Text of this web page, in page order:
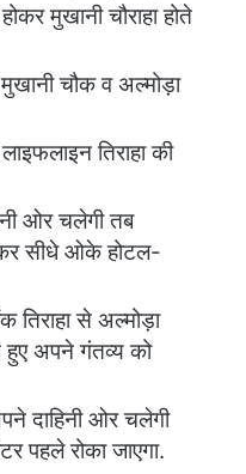
मुखानी चौराहा होते
चौक व अल्मोड़ा
तिराहा की
ओर चलेगी तब
सीधे ओके होटल-
तिराहा से अल्मोड़ा
हुए अपने गंतव्य को
दाहिनी ओर चलेगी
पहले रोका जाएगा.